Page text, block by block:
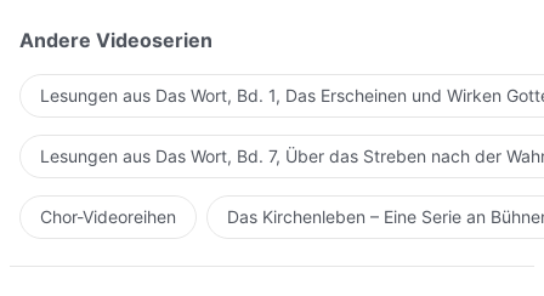
Andere Videoserien
Lesungen aus Das Wort, Bd. 1, Das Erscheinen und Wirken
Lesungen aus Das Wort, Bd. 7, Über das Streben nach der
Chor-Videoreihen Das Kirchenleben – Eine Serie an